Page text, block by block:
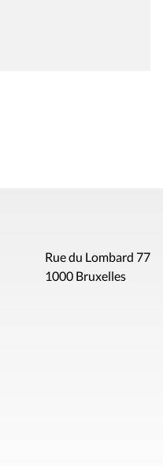
Rue du Lombard 77
1000 Bruxelles